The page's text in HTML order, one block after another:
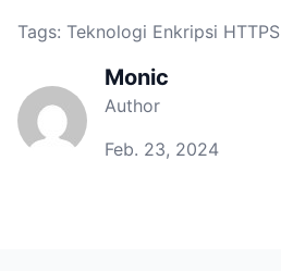
Tags: Teknologi Enkripsi HTTPS
Monic
Author
Feb. 23, 2024